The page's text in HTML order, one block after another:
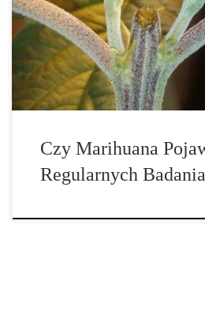
metabolitu THC w organizmie. Jest
zwykłe badanie krwi zlecone przez
narkotyków, chyba że uzna on, że
spowodowanych […]
Czy Marihuana
Regularnych